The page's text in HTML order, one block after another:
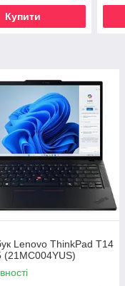
Купити
Lenovo ThinkPad T14
(21MC004YUS)